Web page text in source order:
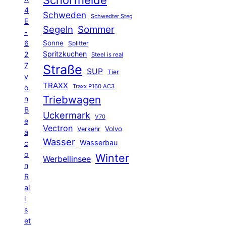
4
E
-
6
2
7
v
o
n
B
e
a
c
o
n
R
ai
l
s
et
Schweden Schwedter Steg
Segeln Sommer
Sonne Splitter
Spritzkuchen Steel is real
Straße SUP Tier
TRAXX Traxx P160 AC3
Triebwagen
Uckermark V70
Vectron Verkehr Volvo
Wasser Wasserbau
Werbellinsee Winter